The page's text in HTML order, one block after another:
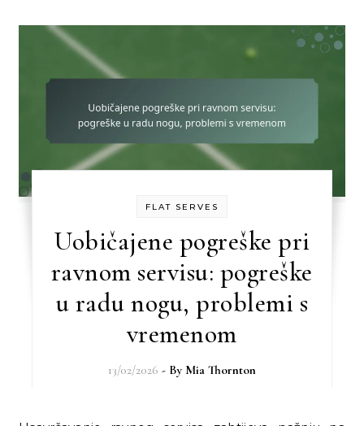
FLAT SERVES
Uobičajene pogreške pri
ravnom servisu: pogreške
u radu nogu, problemi s
vremenom
13/02/2026 - By Mia Thornton